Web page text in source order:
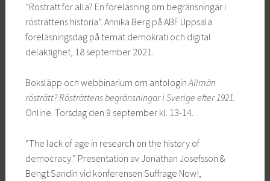
”Rösträtt för alla? En föreläsning om begränsningar i
rösträttens historia”. Annika Berg på ABF Uppsala
föreläsningsdag på temat demokrati och digital
delaktighet, 18 september 2021.
Boksläpp och webbinarium om antologin Allmän
rösträtt? Rösträttens begränsningar i Sverige efter 1921.
Online. Torsdag den 9 september kl. 13-14.
“The lack of age in research on the history of
democracy.” Presentation av Jonathan Josefsson &
Bengt Sandin vid konferensen Suffrage Now!,